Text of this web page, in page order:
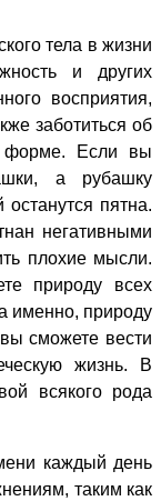
тела в жизни
и других
восприятия,
заботиться об
форме. Если вы
а рубашку
останутся пятна.
негативными
плохие мысли.
природу всех
именно, природу
сможете вести
жизнь. В
всякого рода
каждый день
таким как